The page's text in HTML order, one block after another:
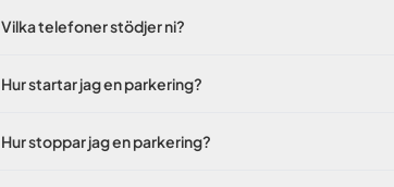
Vilka telefoner stödjer ni?
Hur startar jag en parkering?
Hur stoppar jag en parkering?